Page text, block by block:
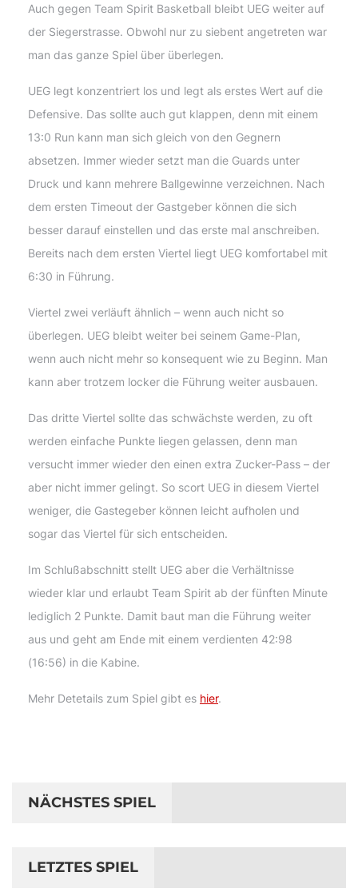
Auch gegen Team Spirit Basketball bleibt UEG weiter auf
der Siegerstrasse. Obwohl nur zu siebent angetreten war
man das ganze Spiel über überlegen.
UEG legt konzentriert los und legt als erstes Wert auf die
Defensive. Das sollte auch gut klappen, denn mit einem
13:0 Run kann man sich gleich von den Gegnern
absetzen. Immer wieder setzt man die Guards unter
Druck und kann mehrere Ballgewinne verzeichnen. Nach
dem ersten Timeout der Gastgeber können die sich
besser darauf einstellen und das erste mal anschreiben.
Bereits nach dem ersten Viertel liegt UEG komfortabel mit
6:30 in Führung.
Viertel zwei verläuft ähnlich – wenn auch nicht so
überlegen. UEG bleibt weiter bei seinem Game-Plan,
wenn auch nicht mehr so konsequent wie zu Beginn. Man
kann aber trotzem locker die Führung weiter ausbauen.
Das dritte Viertel sollte das schwächste werden, zu oft
werden einfache Punkte liegen gelassen, denn man
versucht immer wieder den einen extra Zucker-Pass – der
aber nicht immer gelingt. So scort UEG in diesem Viertel
weniger, die Gastegeber können leicht aufholen und
sogar das Viertel für sich entscheiden.
Im Schlußabschnitt stellt UEG aber die Verhältnisse
wieder klar und erlaubt Team Spirit ab der fünften Minute
lediglich 2 Punkte. Damit baut man die Führung weiter
aus und geht am Ende mit einem verdienten 42:98
(16:56) in die Kabine.
Mehr Detetails zum Spiel gibt es hier.
NÄCHSTES SPIEL
LETZTES SPIEL